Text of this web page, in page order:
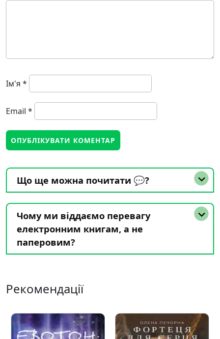
Ім'я *
Email *
Що ще можна почитати 💬?
Чому ми віддаємо перевагу
електронним книгам, а не
паперовим?
Рекомендації